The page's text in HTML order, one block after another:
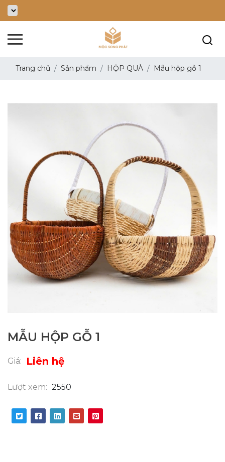
Trang chủ Sản phẩm HỘP QUÀ Mẫu hộp gỗ 1
MẪU HỘP GỖ 1
Giá: Liên hệ
Lượt xem: 2550